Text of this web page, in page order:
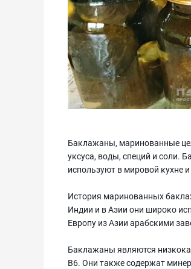
Баклажаны, маринованные
уксуса, воды, специй и соли.
используют в мировой кухне
История маринованных
Индии и в Азии они широко
Европу из Азии арабскими
Баклажаны являются
В6. Они также содержат